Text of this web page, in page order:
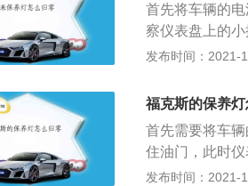
到达保养周期
首先将车辆的
察仪表盘上的
观察仪表盘，
如果车主不想
车辆去定期进
发布时间：2021-
福克斯的保养
首先需要将车
住油门，此时仪
pletede”，这就
发布时间：2021-